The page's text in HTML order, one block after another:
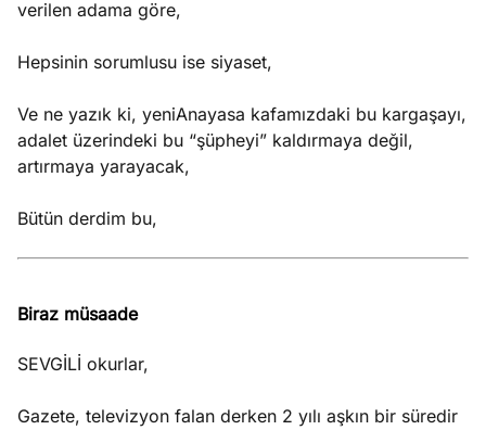
verilen adama göre,
Hepsinin sorumlusu ise siyaset,
Ve ne yazık ki, yeniAnayasa kafamızdaki bu kargaşayı,
adalet üzerindeki bu “şüpheyi” kaldırmaya değil,
artırmaya yarayacak,
Bütün derdim bu,
Biraz müsaade
SEVGİLİ okurlar,
Gazete, televizyon falan derken 2 yılı aşkın bir süredir